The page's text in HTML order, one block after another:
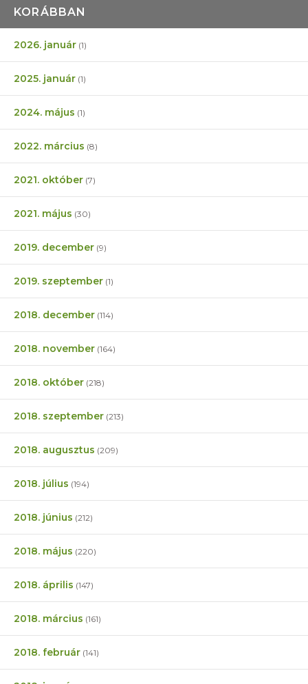
KORÁBBAN
2026. január (1)
2025. január (1)
2024. május (1)
2022. március (8)
2021. október (7)
2021. május (30)
2019. december (9)
2019. szeptember (1)
2018. december (114)
2018. november (164)
2018. október (218)
2018. szeptember (213)
2018. augusztus (209)
2018. július (194)
2018. június (212)
2018. május (220)
2018. április (147)
2018. március (161)
2018. február (141)